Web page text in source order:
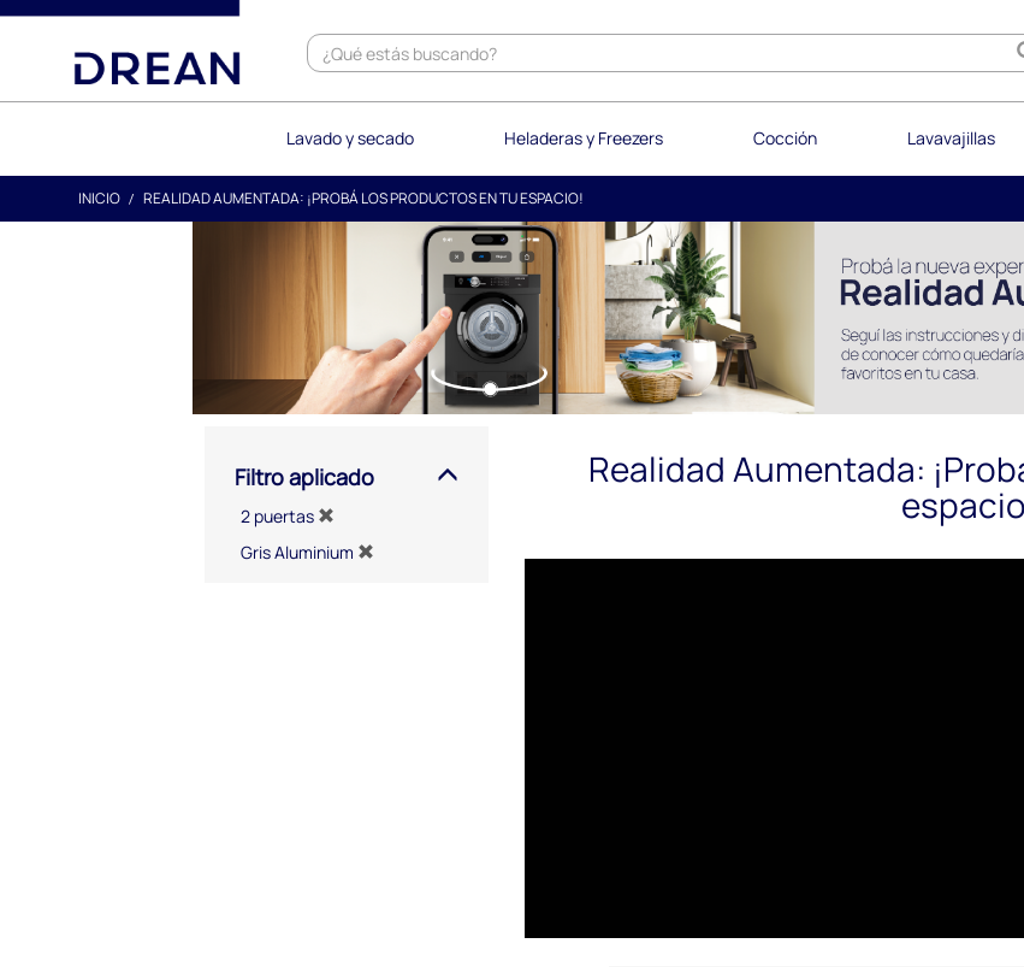
text.skipToContent
text.skipToNavigation
Lavado y secado Heladeras y Freezers Cocción Lavavajillas
INICIO REALIDAD AUMENTADA: ¡PROBÁ LOS PRODUCTOS EN TU ESPACIO!
Filtro aplicado
2 puertas
Gris Aluminium
Realidad Aumentada: